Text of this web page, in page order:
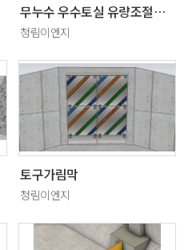
무누수 우수토실 유량조절장치
청림이엔지
토구가림막
청림이엔지